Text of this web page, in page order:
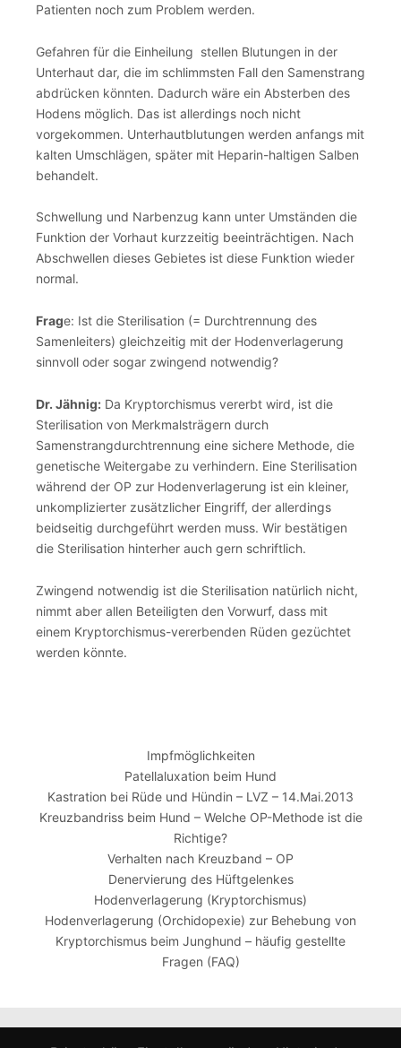
Patienten noch zum Problem werden.
Gefahren für die Einheilung stellen Blutungen in der
Unterhaut dar, die im schlimmsten Fall den Samenstrang
abdrücken könnten. Dadurch wäre ein Absterben des
Hodens möglich. Das ist allerdings noch nicht
vorgekommen. Unterhautblutungen werden anfangs mit
kalten Umschlägen, später mit Heparin-haltigen Salben
behandelt.
Schwellung und Narbenzug kann unter Umständen die
Funktion der Vorhaut kurzzeitig beeinträchtigen. Nach
Abschwellen dieses Gebietes ist diese Funktion wieder
normal.
Frage: Ist die Sterilisation (= Durchtrennung des
Samenleiters) gleichzeitig mit der Hodenverlagerung
sinnvoll oder sogar zwingend notwendig?
Dr. Jähnig: Da Kryptorchismus vererbt wird, ist die
Sterilisation von Merkmalsträgern durch
Samenstrangdurchtrennung eine sichere Methode, die
genetische Weitergabe zu verhindern. Eine Sterilisation
während der OP zur Hodenverlagerung ist ein kleiner,
unkomplizierter zusätzlicher Eingriff, der allerdings
beidseitig durchgeführt werden muss. Wir bestätigen
die Sterilisation hinterher auch gern schriftlich.
Zwingend notwendig ist die Sterilisation natürlich nicht,
nimmt aber allen Beteiligten den Vorwurf, dass mit
einem Kryptorchismus-vererbenden Rüden gezüchtet
werden könnte.
Impfmöglichkeiten
Patellaluxation beim Hund
Kastration bei Rüde und Hündin – LVZ – 14.Mai.2013
Kreuzbandriss beim Hund – Welche OP-Methode ist die
Richtige?
Verhalten nach Kreuzband – OP
Denervierung des Hüftgelenkes
Hodenverlagerung (Kryptorchismus)
Hodenverlagerung (Orchidopexie) zur Behebung von
Kryptorchismus beim Junghund – häufig gestellte
Fragen (FAQ)